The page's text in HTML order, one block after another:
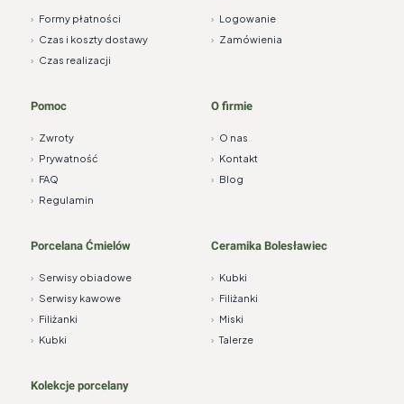
› Formy płatności
› Czas i koszty dostawy
› Czas realizacji
› Logowanie
› Zamówienia
Pomoc
› Zwroty
› Prywatność
› FAQ
› Regulamin
O firmie
› O nas
› Kontakt
› Blog
Porcelana Ćmielów
› Serwisy obiadowe
› Serwisy kawowe
› Filiżanki
› Kubki
Ceramika Bolesławiec
› Kubki
› Filiżanki
› Miski
› Talerze
Kolekcje porcelany